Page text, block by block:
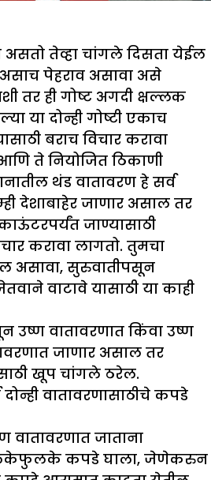
असतो तेव्हा चांगले दिसता येईल
पेहराव असावा असे
तर ही गोष्ट अगदी क्षल्लक
या दोन्ही गोष्टी एकाच
बराच विचार करावा
ते नियोजित ठिकाणी
थंड वातावरण हे सर्व
देशाबाहेर जाणार असाल तर
जाण्यासाठी
करावा लागतो. तुमचा
असावा, सुरुवातीपसून
वाटावे यासाठी या काही
उष्ण वातावरणात किंवा उष्ण
जाणार असाल तर
खूप चांगले ठरेल.
दोन्ही वातावरणासाठीचे कपडे
वातावरणात जाताना
कपडे घाला, जेणेकरुन